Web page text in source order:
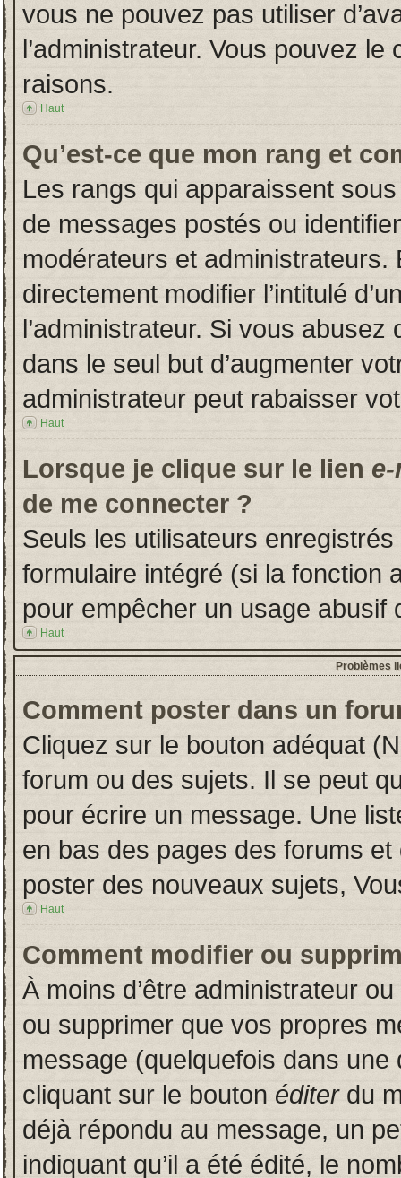
vous ne pouvez pas utiliser
l’administrateur. Vous pouvez
raisons.
Haut
Qu’est-ce que mon rang et
Les rangs qui apparaissent
de messages postés ou
modérateurs et
directement modifier l’intitulé
l’administrateur. Si vous
dans le seul but d’augmenter
administrateur peut rabaisser
Haut
Lorsque je clique sur le lien
de me connecter ?
Seuls les utilisateurs
formulaire intégré (si la fonction
pour empêcher un usage abusif
Haut
Problèmes
Comment poster dans un
Cliquez sur le bouton adéquat
forum ou des sujets. Il se peut
pour écrire un message. Une
en bas des pages des forums
poster des nouveaux sujets,
Haut
Comment modifier ou
À moins d’être administrateur
ou supprimer que vos propres
message (quelquefois dans
cliquant sur le bouton éditerdu
déjà répondu au message, un
indiquant qu’il a été édité, le